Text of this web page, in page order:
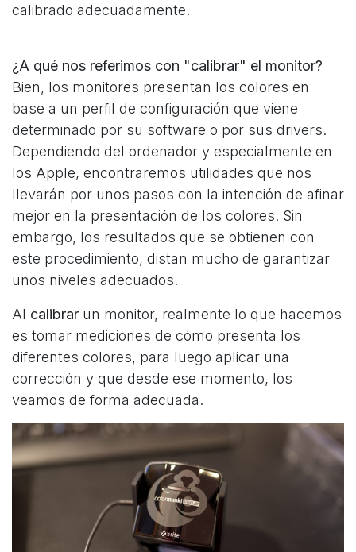
calibrado adecuadamente.
¿A qué nos referimos con "calibrar" el monitor?
Bien, los monitores presentan los colores en
base a un perfil de configuración que viene
determinado por su software o por sus drivers.
Dependiendo del ordenador y especialmente en
los Apple, encontraremos utilidades que nos
llevarán por unos pasos con la intención de afinar
mejor en la presentación de los colores. Sin
embargo, los resultados que se obtienen con
este procedimiento, distan mucho de garantizar
unos niveles adecuados.
Al calibrar un monitor, realmente lo que hacemos
es tomar mediciones de cómo presenta los
diferentes colores, para luego aplicar una
corrección y que desde ese momento, los
veamos de forma adecuada.